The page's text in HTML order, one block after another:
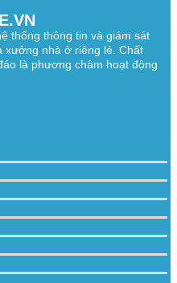
s)
lbs)
thống thông tin và giám sát
xưởng nhà ở riêng lẻ. Chất
là phương châm hoạt động